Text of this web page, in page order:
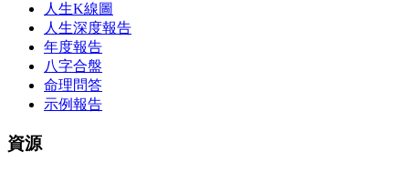
人生K線圖
人生深度報告
年度報告
八字合盤
命理問答
示例報告
資源